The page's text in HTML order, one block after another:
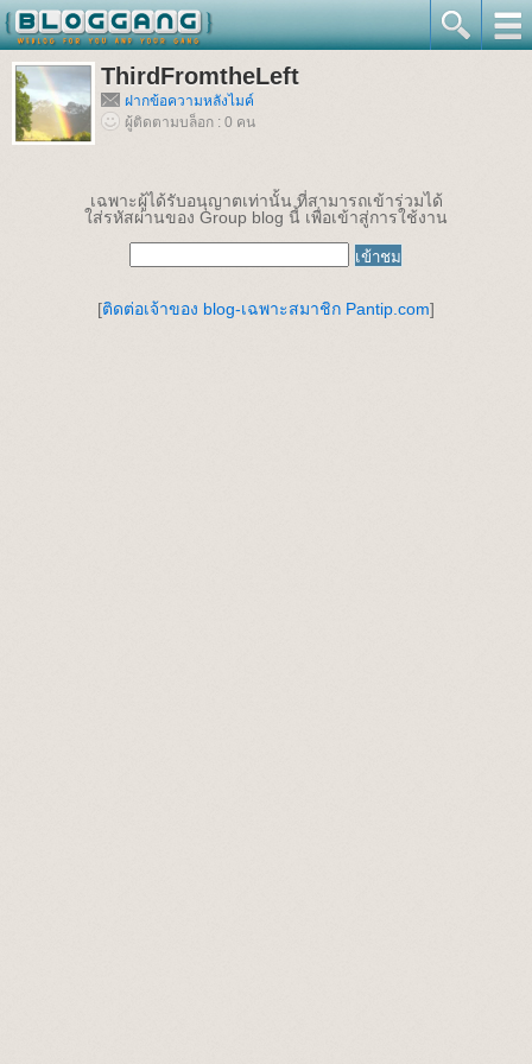
ThirdFromtheLeft
ฝากข้อความหลังไมค์
ผู้ติดตามบล็อก : 0 คน
เฉพาะผู้ได้รับอนุญาตเท่านั้น ที่สามารถเข้าร่วมได้
ใส่รหัสผ่านของ Group blog นี้ เพื่อเข้าสู่การใช้งาน
[ติดต่อเจ้าของ blog-เฉพาะสมาชิก Pantip.com]